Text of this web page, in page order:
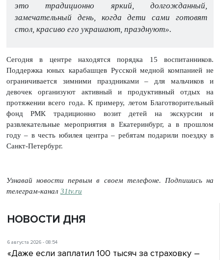
это традиционно яркий, долгожданный,
замечательный день, когда дети сами готовят
стол, красиво его украшают, празднуют».
Сегодня в центре находятся порядка 15 воспитанников.
Поддержка юных карабашцев Русской медной компанией не
ограничивается зимними праздниками – для мальчиков и
девочек организуют активный и продуктивный отдых на
протяжении всего года. К примеру, летом Благотворительный
фонд РМК традиционно возит детей на экскурсии и
развлекательные мероприятия в Екатеринбург, а в прошлом
году – в честь юбилея центра – ребятам подарили поездку в
Санкт-Петербург.
Узнавай новости первым в своем телефоне. Подпишись на
телеграм-канал 31tv.ru
НОВОСТИ ДНЯ
6 августа 2026 - 08:54
«Даже если заплатил 100 тысяч за страховку –